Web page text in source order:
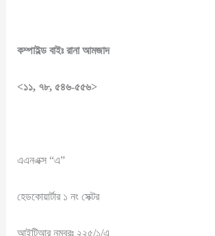
কম্পাইল্ড বাইঃ রানা আমজাদ
<১১, ৭৮, ৫৪৬-৫৫৬>
এএনএক্স “এ”
হেডকোয়ার্টার ১ নং সেক্টর
আইটিআর নম্বরঃ ২২৫/১/এ